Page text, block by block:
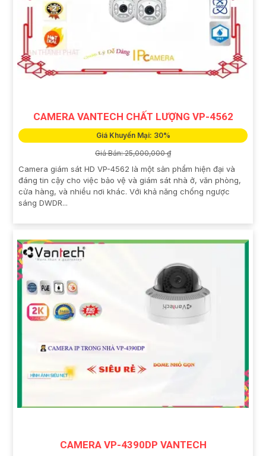
CAMERA VANTECH CHẤT LƯỢNG VP-4562
Giá Khuyến Mại: 30%
Giá Bán: 25,000,000 ₫
Camera giám sát HD VP-4562 là một sản phẩm hiện đại và
đáng tin cậy cho việc bảo vệ và giám sát nhà ở, văn phòng,
cửa hàng, và nhiều nơi khác. Với khả năng chống ngược
sáng DWDR...
CAMERA VP-4390DP VANTECH